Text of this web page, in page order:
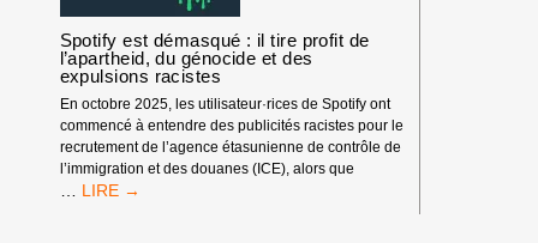
Spotify est démasqué : il tire profit de
l’apartheid, du génocide et des
expulsions racistes
En octobre 2025, les utilisateur·rices de Spotify ont
commencé à entendre des publicités racistes pour le
recrutement de l’agence étasunienne de contrôle de
l’immigration et des douanes (ICE), alors que
… SPOTIFY